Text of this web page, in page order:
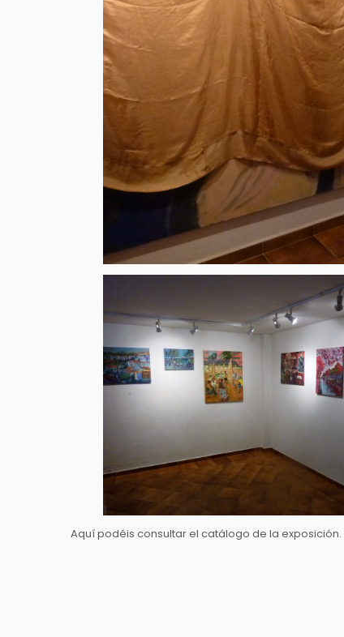
Aquí podéis consultar el catálogo de la exposición.